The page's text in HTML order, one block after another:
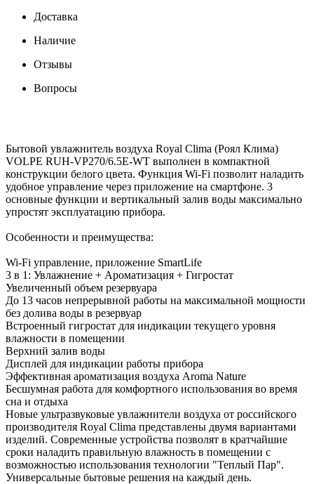
Доставка
Наличие
Отзывы
Вопросы
Бытовой увлажнитель воздуха Royal Clima (Роял Клима)
VOLPE RUH-VP270/6.5E-WT выполнен в компактной
конструкции белого цвета. Функция Wi-Fi позволит наладить
удобное управление через приложение на смартфоне. 3
основные функции и вертикальный залив воды максимально
упростят эксплуатацию прибора.
Особенности и преимущества:
Wi-Fi управление, приложение SmartLife
3 в 1: Увлажнение + Ароматизация + Гигростат
Увеличенный объем резервуара
До 13 часов непрерывной работы на максимальной мощности
без долива воды в резервуар
Встроенный гигростат для индикации текущего уровня
влажности в помещении
Верхний залив воды
Дисплей для индикации работы прибора
Эффективная ароматизация воздуха Aroma Nature
Бесшумная работа для комфортного использования во время
сна и отдыха
Новые ультразвуковые увлажнители воздуха от российского
производителя Royal Clima представлены двумя вариантами
изделий. Современные устройства позволят в кратчайшие
сроки наладить правильную влажность в помещении с
возможностью использования технологии "Теплый Пар".
Универсальные бытовые решения на каждый день.